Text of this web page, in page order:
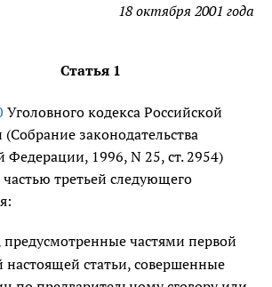
18 октября 2001 года
Статья 1
Уголовного кодекса Российской
законодательства
Федерации, 1996, N 25, ст. 2954)
третьей следующего
предусмотренные частями первой
настоящей статьи, совершенные